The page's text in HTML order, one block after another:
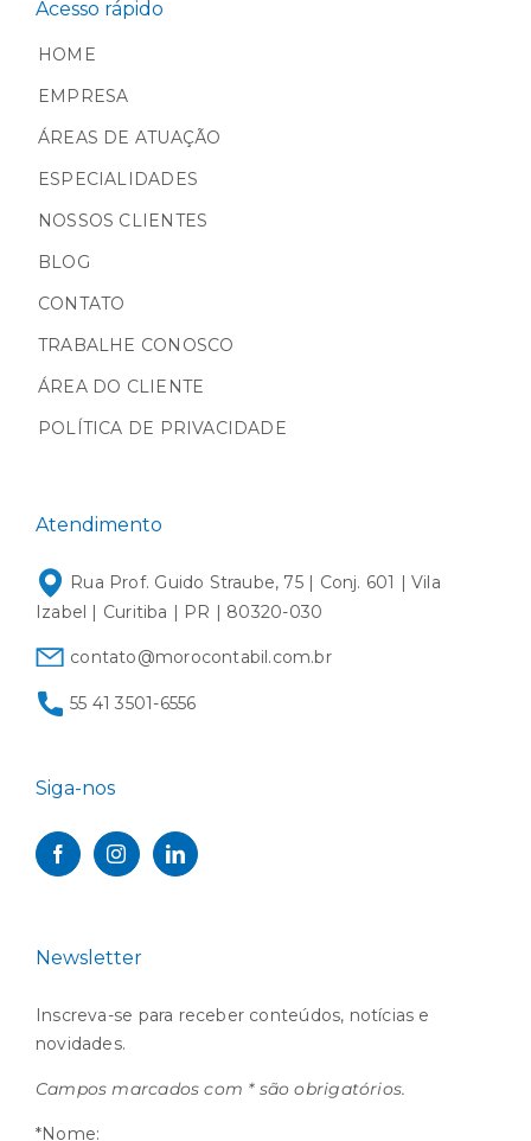
Acesso rápido
HOME
EMPRESA
ÁREAS DE ATUAÇÃO
ESPECIALIDADES
NOSSOS CLIENTES
BLOG
CONTATO
TRABALHE CONOSCO
ÁREA DO CLIENTE
POLÍTICA DE PRIVACIDADE
Atendimento
Rua Prof. Guido Straube, 75 | Conj. 601 | Vila
Izabel | Curitiba | PR | 80320-030
contato@morocontabil.com.br
55 41 3501-6556
Siga-nos
Newsletter
Inscreva-se para receber conteúdos, notícias e
novidades.
Campos marcados com * são obrigatórios.
*Nome: